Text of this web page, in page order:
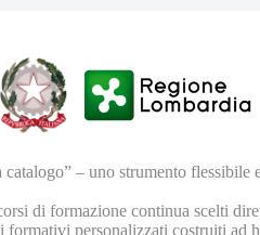
– uno strumento flessibile
di formazione continua scelti
personalizzati costruiti ad